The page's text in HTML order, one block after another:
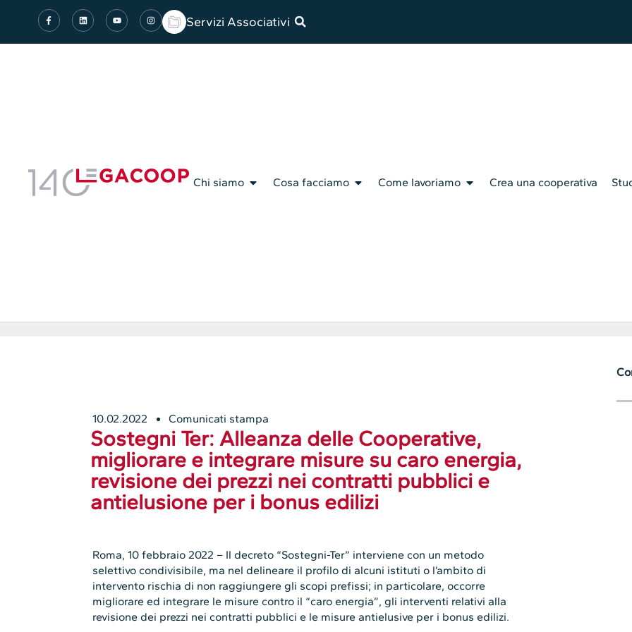
Servizi Associativi
Chi siamo Cosa facciamo Come lavoriamo Crea una cooperativa
10.02.2022 Comunicati stampa
Sostegni Ter: Alleanza delle Cooperative,
migliorare e integrare misure su caro energia,
revisione dei prezzi nei contratti pubblici e
antielusione per i bonus edilizi
Roma, 10 febbraio 2022 – Il decreto “Sostegni-Ter” interviene con un metodo
selettivo condivisibile, ma nel delineare il profilo di alcuni istituti o l’ambito di
intervento rischia di non raggiungere gli scopi prefissi; in particolare, occorre
migliorare ed integrare le misure contro il “caro energia”, gli interventi relativi alla
revisione dei prezzi nei contratti pubblici e le misure antielusive per i bonus edilizi.